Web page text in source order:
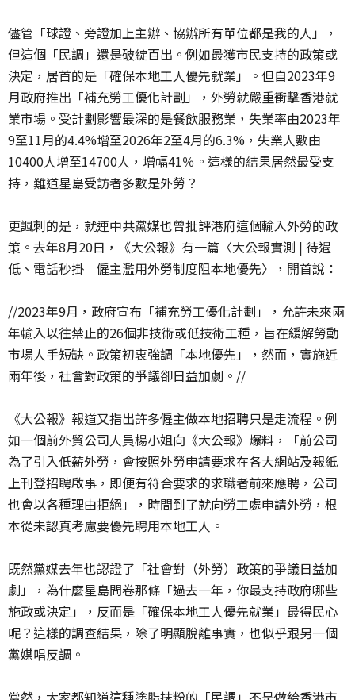
儘管「球證、旁證加上主辦、協辦所有單位都是我的人」，
但這個「民調」還是破綻百出。例如最獲市民支持的政策或
決定，居首的是「確保本地工人優先就業」。但自2023年9
月政府推出「補充勞工優化計劃」，外勞就嚴重衝擊香港就
業市場。受計劃影響最深的是餐飲服務業，失業率由2023年
9至11月的4.4%增至2026年2至4月的6.3%，失業人數由
10400人增至14700人，增幅41％。這樣的結果居然最受支
持，難道星島受訪者多數是外勞？
更諷刺的是，就連中共黨媒也曾批評港府這個輸入外勞的政
策。去年8月20日，《大公報》有一篇〈大公報實測 | 待遇
低、電話秒掛 僱主濫用外勞制度阻本地優先〉，開首說：
//2023年9月，政府宣布「補充勞工優化計劃」，允許未來兩
年輸入以往禁止的26個非技術或低技術工種，旨在緩解勞動
市場人手短缺。政策初衷強調「本地優先」，然而，實施近
兩年後，社會對政策的爭議卻日益加劇。//
《大公報》報道又指出許多僱主做本地招聘只是走流程。例
如一個前外貿公司人員楊小姐向《大公報》爆料，「前公司
為了引入低薪外勞，會按照外勞申請要求在各大網站及報紙
上刊登招聘啟事，即便有符合要求的求職者前來應聘，公司
也會以各種理由拒絕」，時間到了就向勞工處申請外勞，根
本從未認真考慮要優先聘用本地工人。
既然黨媒去年也認證了「社會對（外勞）政策的爭議日益加
劇」，為什麼星島問卷那條「過去一年，你最支持政府哪些
施政或決定」，反而是「確保本地工人優先就業」最得民心
呢？這樣的調查結果，除了明顯脫離事實，也似乎跟另一個
黨媒唱反調。